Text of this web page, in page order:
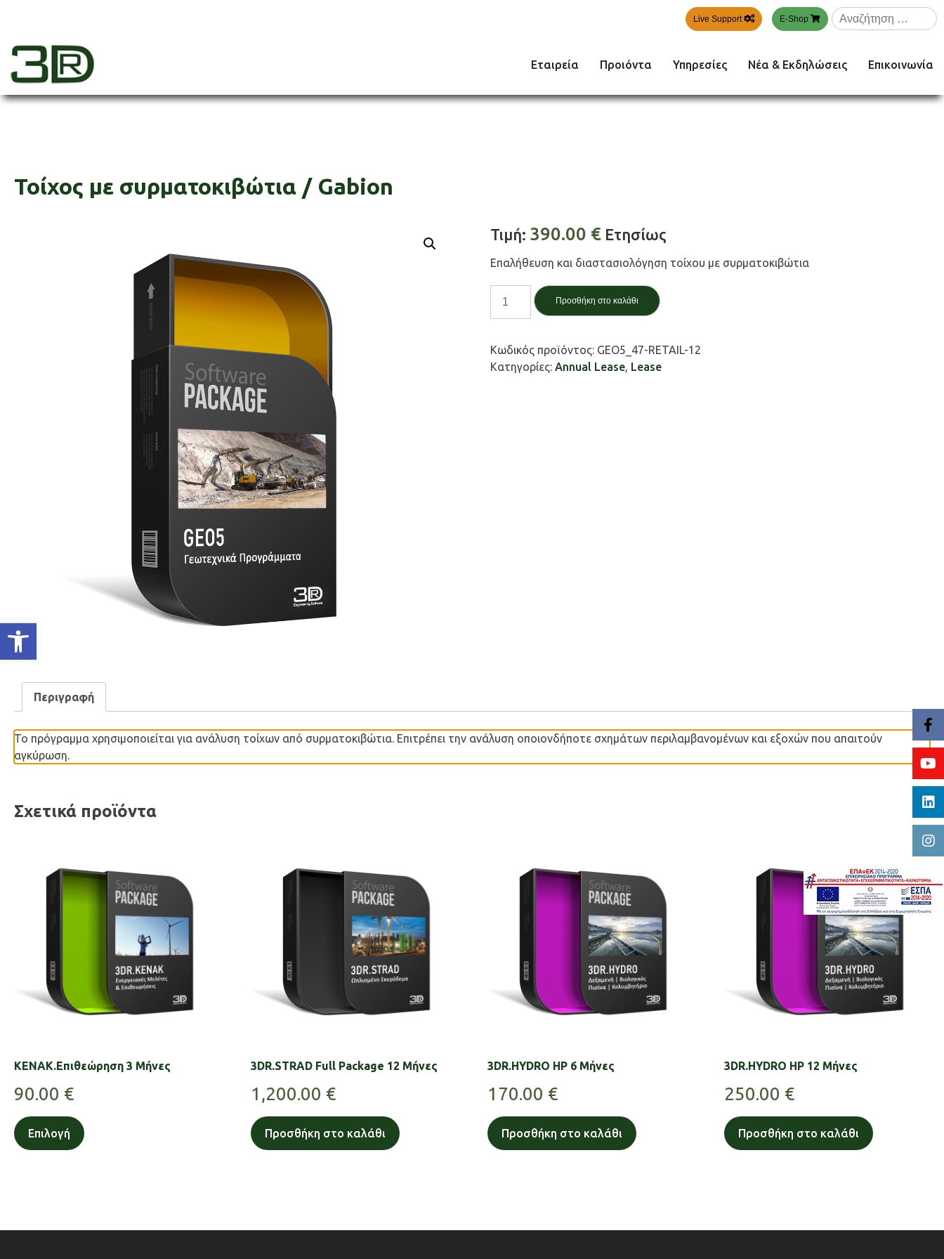
Ανοίξτε τη γραμμή εργαλείων
Live Support E-Shop
Αναζήτηση
για:
3dr
Εταιρεία Προιόντα Υπηρεσίες Νέα & Εκδηλώσεις Επικοινωνία
Τοίχος με συρματοκιβώτια / Gabion
Τιμή: 390.00 € Ετησίως
Επαλήθευση και διαστασιολόγηση τοίχου με συρματοκιβώτια
/
Gabion
Προσθήκη στο καλάθι
Κωδικός προϊόντος: GEO5_47-RETAIL-12
Κατηγορίες:Annual Lease, Lease
Περιγραφή
Το πρόγραμμα χρησιμοποιείται για ανάλυση τοίχων από συρματοκιβώτια. Επιτρέπει την ανάλυση οποιονδήποτε σχημάτων περιλαμβανομένων και εξοχών που απαιτούν
αγκύρωση.
Σχετικά προϊόντα
KENAK.Επιθεώρηση 3 Μήνες
90.00 €
Επιλογή
3DR.STRAD Full Package 12 Μήνες
1,200.00 €
Προσθήκη στο καλάθι
3DR.HYDRO HP 6 Μήνες
170.00 €
Προσθήκη στο καλάθι
3DR.HYDRO HP 12 Μήνες
250.00 €
Προσθήκη στο καλάθι